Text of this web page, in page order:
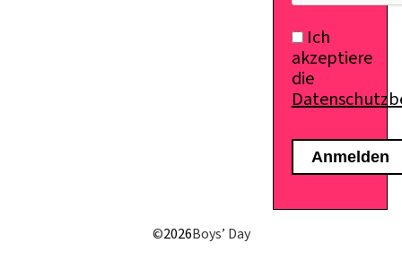
Ich
akzeptiere
die
©2026Boys’ Day